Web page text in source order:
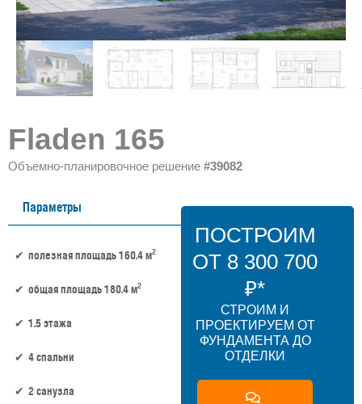
Fladen 165
Объемно-планировочное решение #39082
Параметры
полезная площадь 160.4 м2
общая площадь 180.4 м2
1.5 этажа
4 спальни
2 санузла
ПОСТРОИМ
ОТ 8 300 700
₽*
СТРОИМ И
ПРОЕКТИРУЕМ ОТ
ФУНДАМЕНТА ДО
ОТДЕЛКИ